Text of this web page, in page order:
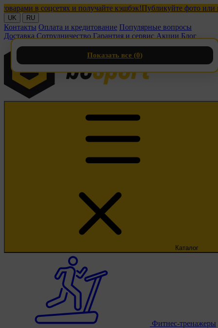
в соцсетях и получайте кэшбэк!Публикуйте фото или
UK RU
Контакты Оплата и кредитование Популярные вопросы
Доставка Сотрудничество Гарантия и сервис Акции Блог
Каталог
Фитнес-тренажеры
Показать все (0)